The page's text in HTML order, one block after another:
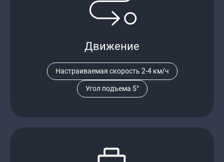
Движение
Настраиваемая скорость 2-4 км/ч
Угол подъема 5°